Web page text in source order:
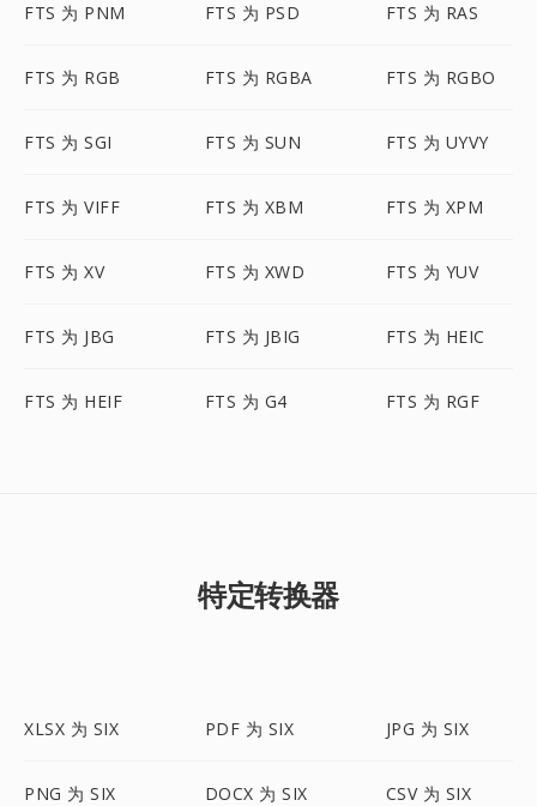
FTS 为 PNM FTS 为 PSD FTS 为 RAS
FTS 为 RGB FTS 为 RGBA FTS 为 RGBO
FTS 为 SGI FTS 为 SUN FTS 为 UYVY
FTS 为 VIFF FTS 为 XBM FTS 为 XPM
FTS 为 XV FTS 为 XWD FTS 为 YUV
FTS 为 JBG FTS 为 JBIG FTS 为 HEIC
FTS 为 HEIF FTS 为 G4 FTS 为 RGF
特定转换器
XLSX 为 SIX PDF 为 SIX JPG 为 SIX
PNG 为 SIX DOCX 为 SIX CSV 为 SIX